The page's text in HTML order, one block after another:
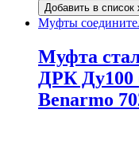
Добавить в список
Муфты
Муфта
ДРК Ду100
Benarmo